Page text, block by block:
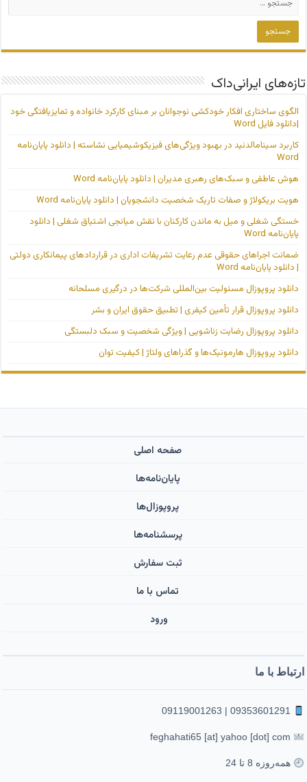
تازه‌های ایرانی‌داک
الگوی ساختاری افکار خودکشی نوجوانان بر مبنای کارکرد خانواده و تمایزیافتگی خود
|دانلود فایل Word
کاربرد سینامالدئید در بهبود ویژگی‌های فیزیکوشیمیایی نشاسته | دانلود پایان‌نامه
Word
هوش عاطفی و سبک‌های رهبری مدیران | دانلود پایان‌نامه Word
هویت بریکولاژ و صفات تاریک شخصیت دانشجویان | دانلود پایان‌نامه Word
خستگی شغلی و میل به ماندن کارکنان با نقش میانجی اشتیاق شغلی | دانلود
پایان‌نامه Word
ضمانت اجراهای حقوقی عدم رعایت تشریفات اداری در قراردادهای پیمانکاری دولتی
| دانلود پایان‌نامه Word
دانلود پروپوزال مسئولیت بین‌المللی شرکت‌ها در درگیری مسلحانه
دانلود پروپوزال قرار تأمین کیفری | تطبیق حقوق ایران و بشر
دانلود پروپوزال رضایت زناشویی | ویژگی شخصیت و سبک دلبستگی
دانلود پروپوزال هارمونیک‌ها و گذراهای ولتاژ | کیفیت توان
صفحه اصلی
پایان‌نامه‌ها
پروپوزال‌ها
پرسشنامه‌ها
ثبت سفارش
تماس با ما
ورود ‌
ارتباط با ما
همه‌روزه 8 تا 24